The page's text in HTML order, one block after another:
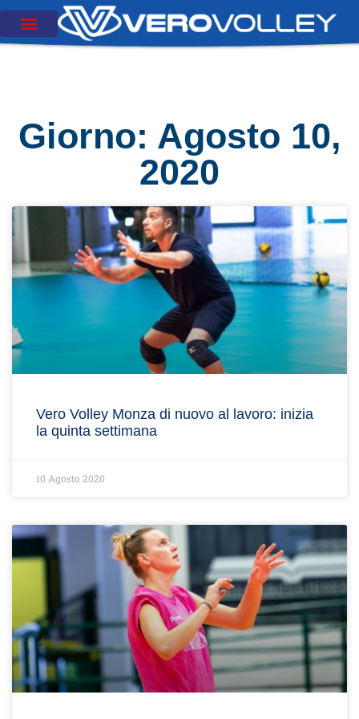
Giorno: Agosto 10,
2020
Vero Volley Monza di nuovo al lavoro: inizia
la quinta settimana
10 Agosto 2020